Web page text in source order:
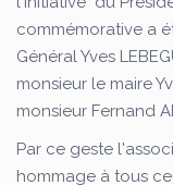
commémorative a
Général Yves
monsieur le maire
monsieur Fernand
Par ce geste
hommage à tous